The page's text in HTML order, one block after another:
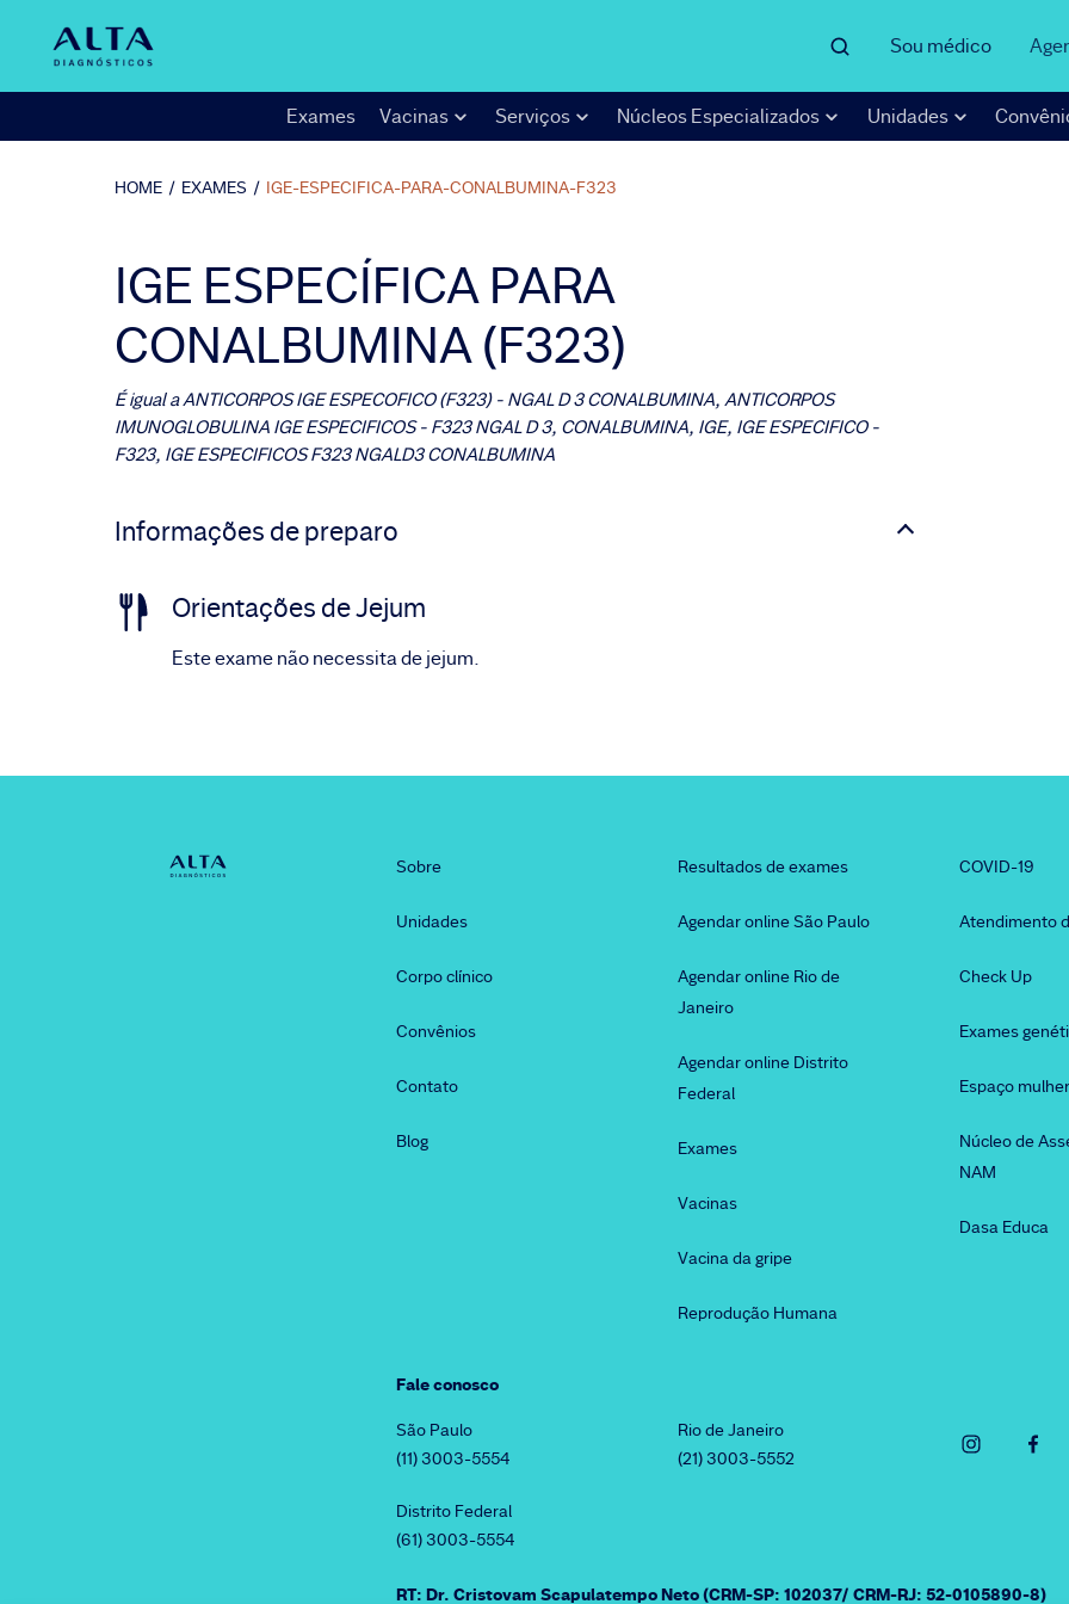
Sou médico
Exames Vacinas Serviços Núcleos Especializados Unidades
HOME / EXAMES / IGE-ESPECIFICA-PARA-CONALBUMINA-F323
IGE ESPECÍFICA PARA
CONALBUMINA (F323)
É igual aANTICORPOS IGE ESPECOFICO (F323) - NGAL D 3 CONALBUMINA, ANTICORPOS
IMUNOGLOBULINA IGE ESPECIFICOS - F323 NGAL D 3, CONALBUMINA, IGE, IGE ESPECIFICO -
F323, IGE ESPECIFICOS F323 NGALD3 CONALBUMINA
Informações de preparo
Orientações de Jejum
Este exame não necessita de jejum.
Sobre
Unidades
Corpo clínico
Convênios
Contato
Blog
Resultados de exames
Agendar online São Paulo
Agendar online Rio de
Janeiro
Agendar online Distrito
Federal
Exames
Vacinas
Vacina da gripe
Reprodução Humana
COVID-19
Atendimento
Check Up
Exames
Espaço mulher
Núcleo de
NAM
Dasa Educa
Fale conosco
São Paulo
(11) 3003-5554
Rio de Janeiro
(21) 3003-5552
Distrito Federal
(61) 3003-5554
RT: Dr. Cristovam Scapulatempo Neto (CRM-SP: 102037/ CRM-RJ: 52-0105890-8)